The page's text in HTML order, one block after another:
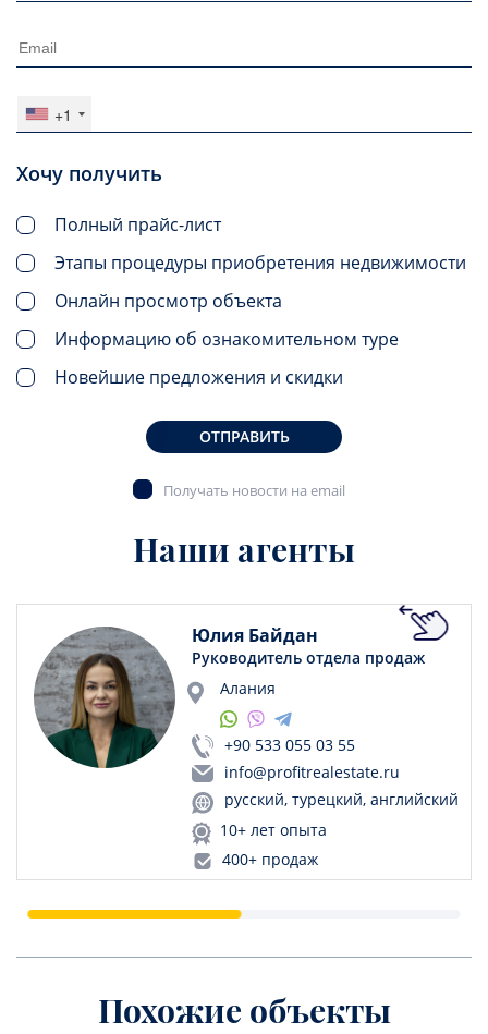
+1
Хочу получить
Полный прайс-лист
Этапы процедуры приобретения недвижимости
Онлайн просмотр объекта
Информацию об ознакомительном туре
Новейшие предложения и скидки
ОТПРАВИТЬ
Получать новости на email
Наши агенты
Юлия Байдан
Руководитель отдела продаж
Алания
+90 533 055 03 55
info@profitrealestate.ru
русский, турецкий, английский
10+ лет опыта
400+ продаж
Похожие объекты